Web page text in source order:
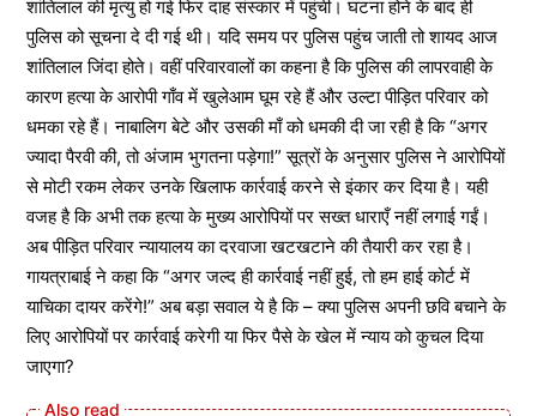
शांतिलाल की मृत्यु हो गई फिर दाह संस्कार में पहुंची। घटना होने के बाद ही
पुलिस को सूचना दे दी गई थी। यदि समय पर पुलिस पहुंच जाती तो शायद आज
शांतिलाल जिंदा होते। वहीं परिवारवालों का कहना है कि पुलिस की लापरवाही के
कारण हत्या के आरोपी गाँव में खुलेआम घूम रहे हैं और उल्टा पीड़ित परिवार को
धमका रहे हैं। नाबालिग बेटे और उसकी माँ को धमकी दी जा रही है कि “अगर
ज्यादा पैरवी की, तो अंजाम भुगतना पड़ेगा!” सूत्रों के अनुसार पुलिस ने आरोपियों
से मोटी रकम लेकर उनके खिलाफ कार्रवाई करने से इंकार कर दिया है। यही
वजह है कि अभी तक हत्या के मुख्य आरोपियों पर सख्त धाराएँ नहीं लगाई गईं।
अब पीड़ित परिवार न्यायालय का दरवाजा खटखटाने की तैयारी कर रहा है।
गायत्राबाई ने कहा कि “अगर जल्द ही कार्रवाई नहीं हुई, तो हम हाई कोर्ट में
याचिका दायर करेंगे!” अब बड़ा सवाल ये है कि – क्या पुलिस अपनी छवि बचाने के
लिए आरोपियों पर कार्रवाई करेगी या फिर पैसे के खेल में न्याय को कुचल दिया
जाएगा?